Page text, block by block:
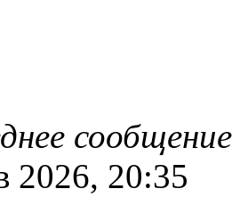
2026, 20:35